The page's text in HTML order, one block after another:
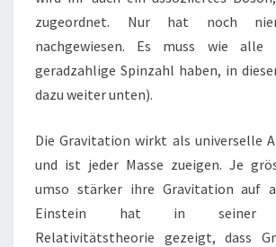
zugeordnet. Nur hat noch
nachgewiesen. Es muss wie alle
geradzahlige Spinzahl haben, in
dazu weiter unten).
Die Gravitation wirkt als universelle
und ist jeder Masse zueigen. Je
umso stärker ihre Gravitation auf
Einstein hat in seiner
Relativitätstheorie gezeigt, dass